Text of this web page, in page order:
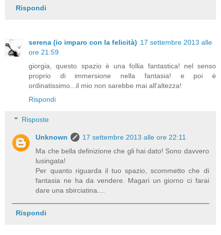
Rispondi
serena (io imparo con la felicità) 17 settembre 2013 alle
ore 21:59
giorgia, questo spazio è una follia fantastica! nel senso
proprio di immersione nella fantasia! e poi è
ordinatissimo...il mio non sarebbe mai all'altezza!
Rispondi
Risposte
Unknown
17 settembre 2013 alle ore 22:11
Ma che bella definizione che gli hai dato! Sono davvero
lusingata!
Per quanto riguarda il tuo spazio, scommetto che di
fantasia ne ha da vendere. Magari un giorno ci farai
dare una sbirciatina....
Rispondi